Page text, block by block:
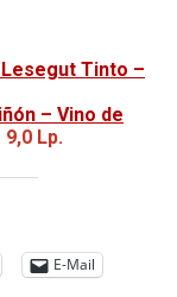
Tinto –
– Vino de
9,0 Lp.
E-Mail